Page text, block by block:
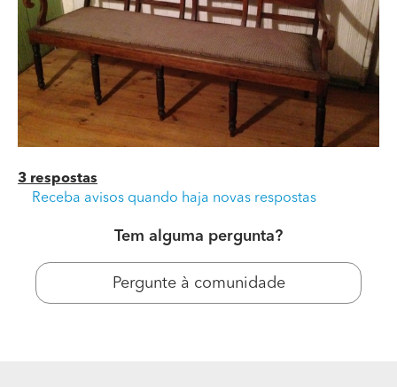
3 respostas
Receba avisos quando haja novas respostas
Tem alguma pergunta?
Pergunte à comunidade